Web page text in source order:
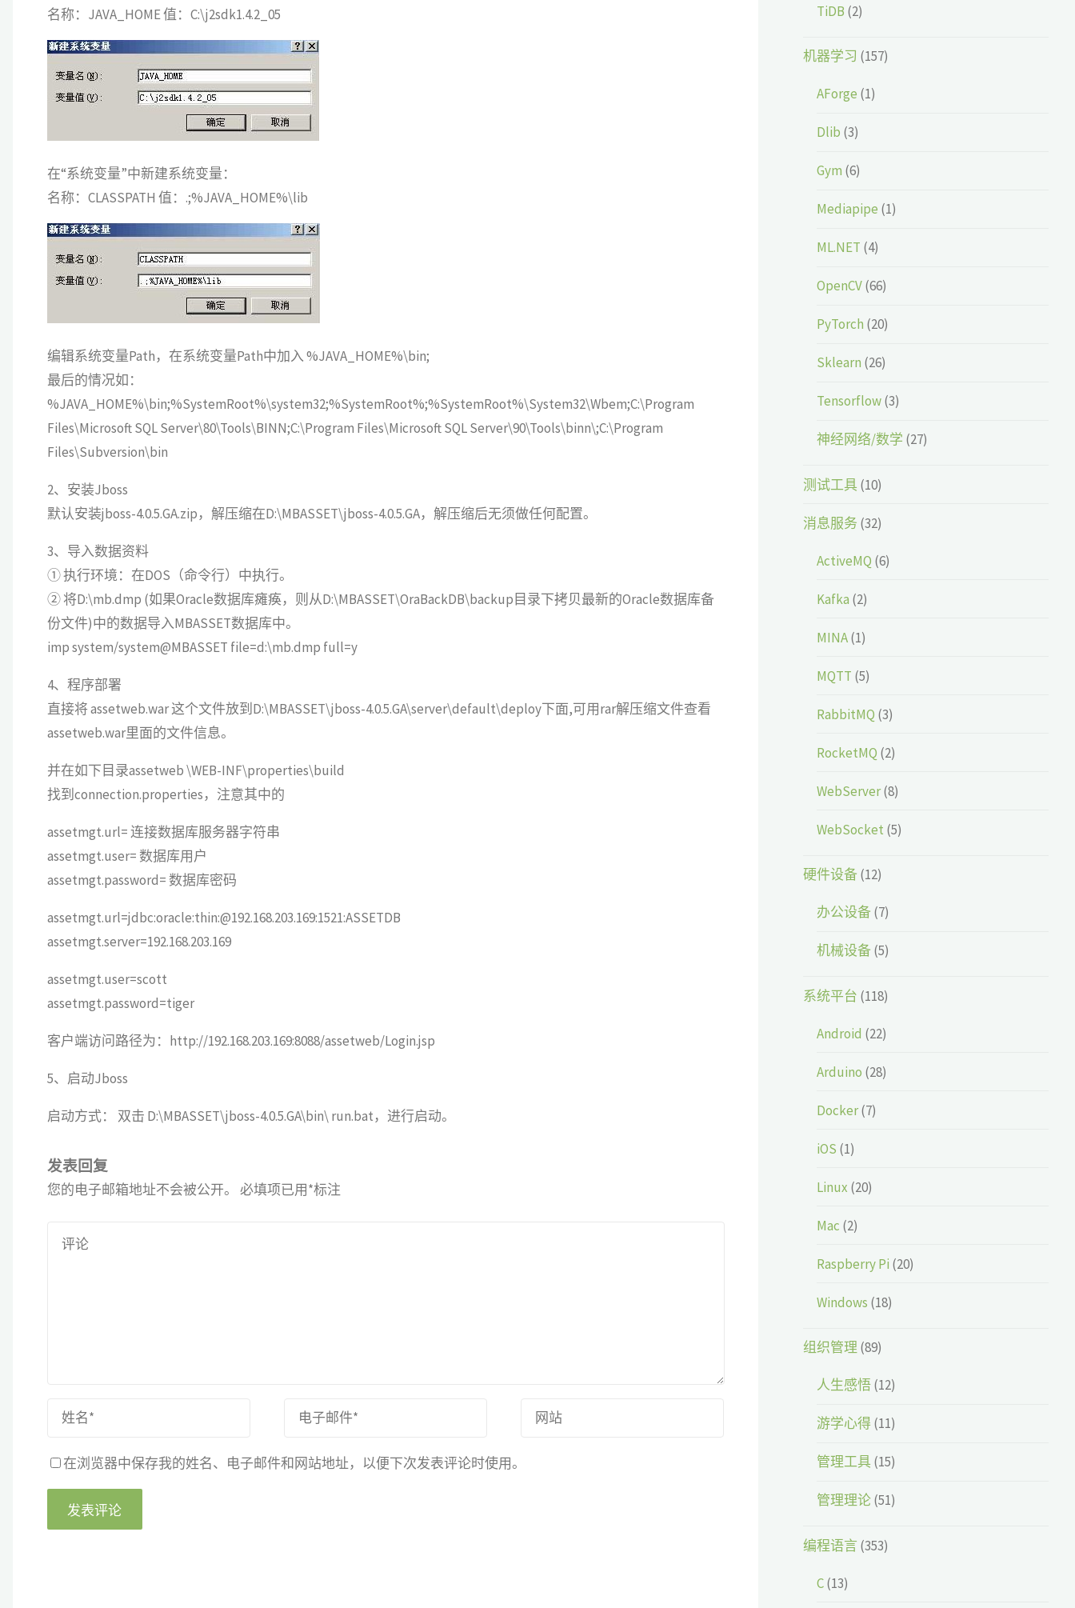
名称：JAVA_HOME 值：C:\j2sdk1.4.2_05
在“系统变量”中新建系统变量：
名称：CLASSPATH 值：.;%JAVA_HOME%\lib
编辑系统变量Path，在系统变量Path中加入 %JAVA_HOME%\bin;
最后的情况如：
%JAVA_HOME%\bin;%SystemRoot%\system32;%SystemRoot%;%SystemRoot%\System32\Wbem;C:\Program
Files\Microsoft SQL Server\80\Tools\BINN;C:\Program Files\Microsoft SQL Server\90\Tools\binn\;C:\Program
Files\Subversion\bin
2、安装Jboss
默认安装jboss-4.0.5.GA.zip，解压缩在D:\MBASSET\jboss-4.0.5.GA，解压缩后无须做任何配置。
3、导入数据资料
① 执行环境：在DOS（命令行）中执行。
② 将D:\mb.dmp (如果Oracle数据库瘫痪，则从D:\MBASSET\OraBackDB\backup目录下拷贝最新的Oracle数据库备
份文件)中的数据导入MBASSET数据库中。
imp system/system@MBASSET file=d:\mb.dmp full=y
4、程序部署
直接将 assetweb.war 这个文件放到D:\MBASSET\jboss-4.0.5.GA\server\default\deploy下面,可用rar解压缩文件查看
assetweb.war里面的文件信息。
并在如下目录assetweb \WEB-INF\properties\build
找到connection.properties，注意其中的
assetmgt.url= 连接数据库服务器字符串
assetmgt.user= 数据库用户
assetmgt.password= 数据库密码
assetmgt.url=jdbc:oracle:thin:@192.168.203.169:1521:ASSETDB
assetmgt.server=192.168.203.169
assetmgt.user=scott
assetmgt.password=tiger
客户端访问路径为：http://192.168.203.169:8088/assetweb/Login.jsp
5、启动Jboss
启动方式： 双击 D:\MBASSET\jboss-4.0.5.GA\bin\ run.bat，进行启动。
发表回复
您的电子邮箱地址不会被公开。 必填项已用*标注
在浏览器中保存我的姓名、电子邮件和网站地址，以便下次发表评论时使用。
TiDB (2)
机器学习 (157)
AForge (1)
Dlib (3)
Gym (6)
Mediapipe (1)
ML.NET (4)
OpenCV(66)
PyTorch (20)
Sklearn (26)
Tensorflow(3)
神经网络/数学 (27)
测试工具(10)
消息服务 (32)
ActiveMQ (6)
Kafka (2)
MINA(1)
MQTT (5)
RabbitMQ (3)
RocketMQ (2)
WebServer(8)
WebSocket (5)
硬件设备 (12)
办公设备 (7)
机械设备 (5)
系统平台 (118)
Android (22)
Arduino (28)
Docker(7)
iOS (1)
Linux (20)
Mac (2)
Raspberry Pi (20)
Windows (18)
组织管理 (89)
人生感悟(12)
游学心得(11)
管理工具(15)
管理理论(51)
编程语言(353)
C(13)